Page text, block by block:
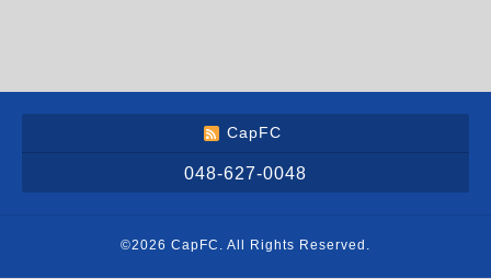
CapFC
048-627-0048
©2026 CapFC . All Rights Reserved.